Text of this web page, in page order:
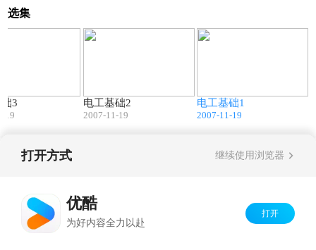
选集
3
19
电工基础2
2007-11-19
电工基础1
2007-11-19
版权所有
打开方式 继续使用浏览器
优酷
为好内容全力以赴
打开